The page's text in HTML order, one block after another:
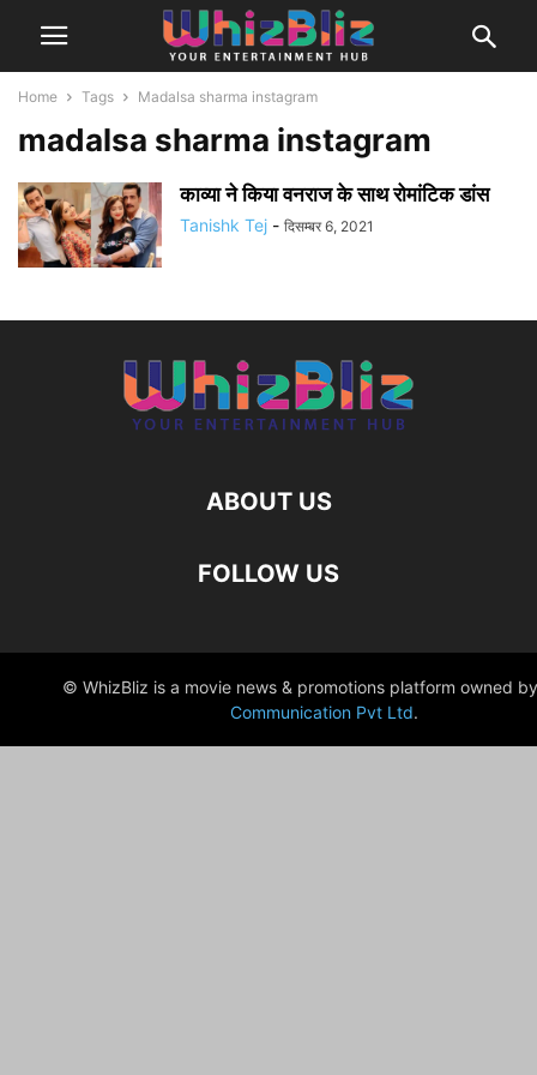
Home Tags Madalsa sharma instagram
madalsa sharma instagram
काव्या ने किया वनराज के साथ रोमांटिक डांस
Tanishk Tej - दिसम्बर 6, 2021
ABOUT US
FOLLOW US
© WhizBliz is a movie news & promotions platform owned by
Communication Pvt Ltd.